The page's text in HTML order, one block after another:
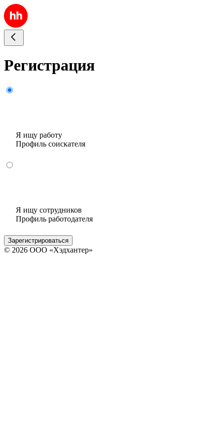
Регистрация
Я ищу работу
Профиль соискателя
Я ищу сотрудников
Профиль работодателя
Зарегистрироваться
© 2026 ООО «Хэдхантер»